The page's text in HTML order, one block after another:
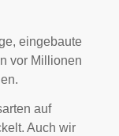
eingebaute
vor Millionen
auf
Auch wir